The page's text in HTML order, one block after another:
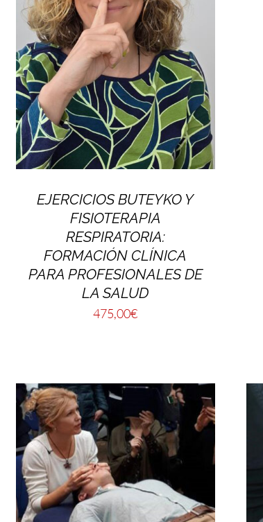
EJERCICIOS BUTEYKO Y
FISIOTERAPIA
RESPIRATORIA:
FORMACIÓN CLÍNICA
PARA PROFESIONALES DE
LA SALUD
475,00€